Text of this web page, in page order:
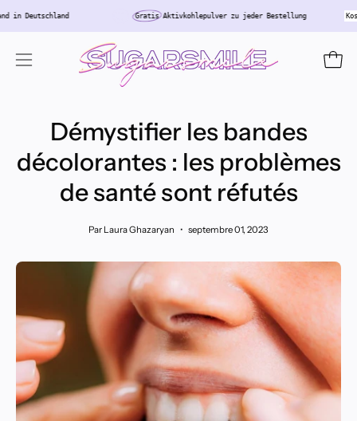
Aller
Versand in Deutschland GratisAktivkohlepulver zu jeder Bestellung
Ouvrir
navigation
Démystifier les bandes
décolorantes : les problèmes
de santé sont réfutés
Par Laura Ghazaryan septembre 01, 2023